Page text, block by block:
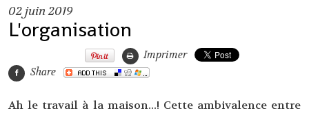
02juin 2019
L'organisation
Imprimer
Share
Ah le travail à la maison...! Cette ambivalence entre